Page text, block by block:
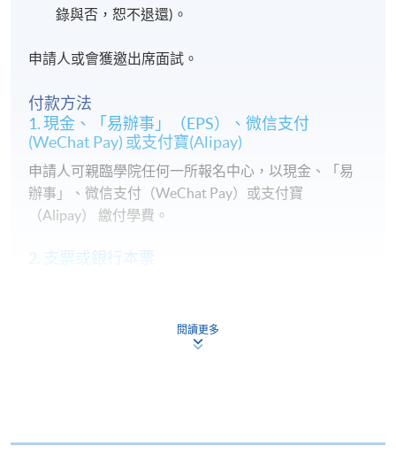
錄與否，恕不退還)。
申請人或會獲邀出席面試。
付款方法
1. 現金、「易辦事」（EPS）、微信支付
(WeChat Pay) 或支付寶(Alipay)
申請人可親臨學院任何一所報名中心，以現金、「易
辦事」、微信支付（WeChat Pay）或支付寶
（Alipay） 繳付學費。
2. 支票或銀行本票
閱讀更多